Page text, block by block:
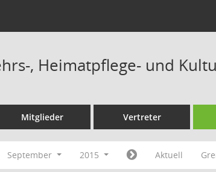
, Heimatpflege- und
Mitglieder Vertreter
September 2015 Aktuell